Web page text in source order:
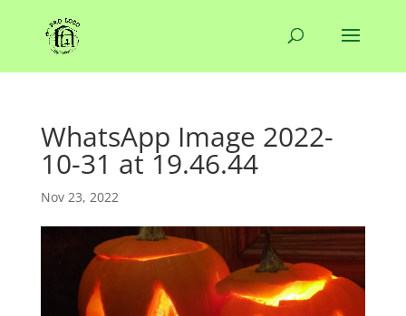
WhatsApp Image 2022-
10-31 at 19.46.44
Nov 23, 2022